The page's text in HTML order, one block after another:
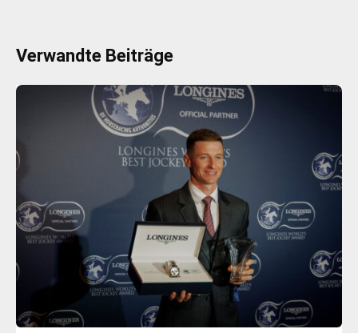
Verwandte Beiträge